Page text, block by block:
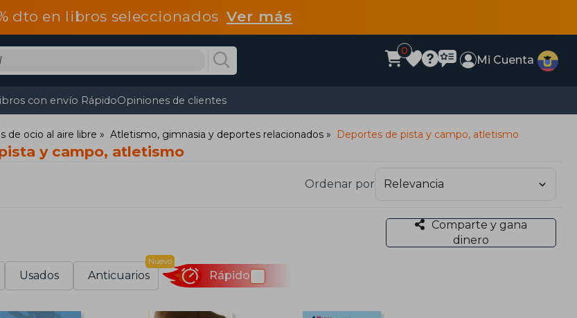
dto en libros seleccionadosVer más
0
Mi Cuenta
con envío RápidoOpiniones de clientes
de ocio al aire libre Atletismo, gimnasia y deportes relacionados Deportes de pista y campo, atletismo
y campo, atletismo
Ordenar por
Comparte y gana
dinero
Usados Anticuarios
Nuevo
Rápido